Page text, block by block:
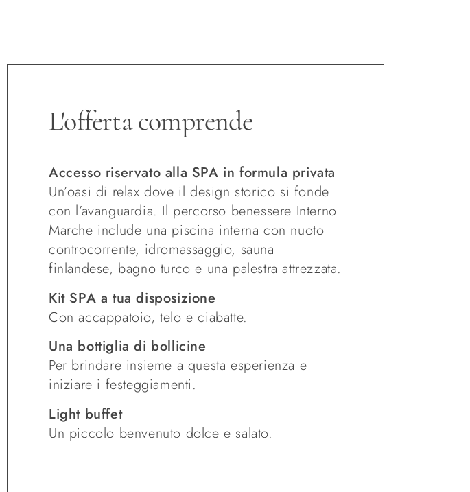
L'offerta comprende
Accesso riservato alla SPA in formula privata
Un’oasi di relax dove il design storico si fonde
con l’avanguardia. Il percorso benessere Interno
Marche include una piscina interna con nuoto
controcorrente, idromassaggio, sauna
finlandese, bagno turco e una palestra attrezzata.
Kit SPA a tua disposizione
Con accappatoio, telo e ciabatte.
Una bottiglia di bollicine
Per brindare insieme a questa esperienza e
iniziare i festeggiamenti.
Light buffet
Un piccolo benvenuto dolce e salato.